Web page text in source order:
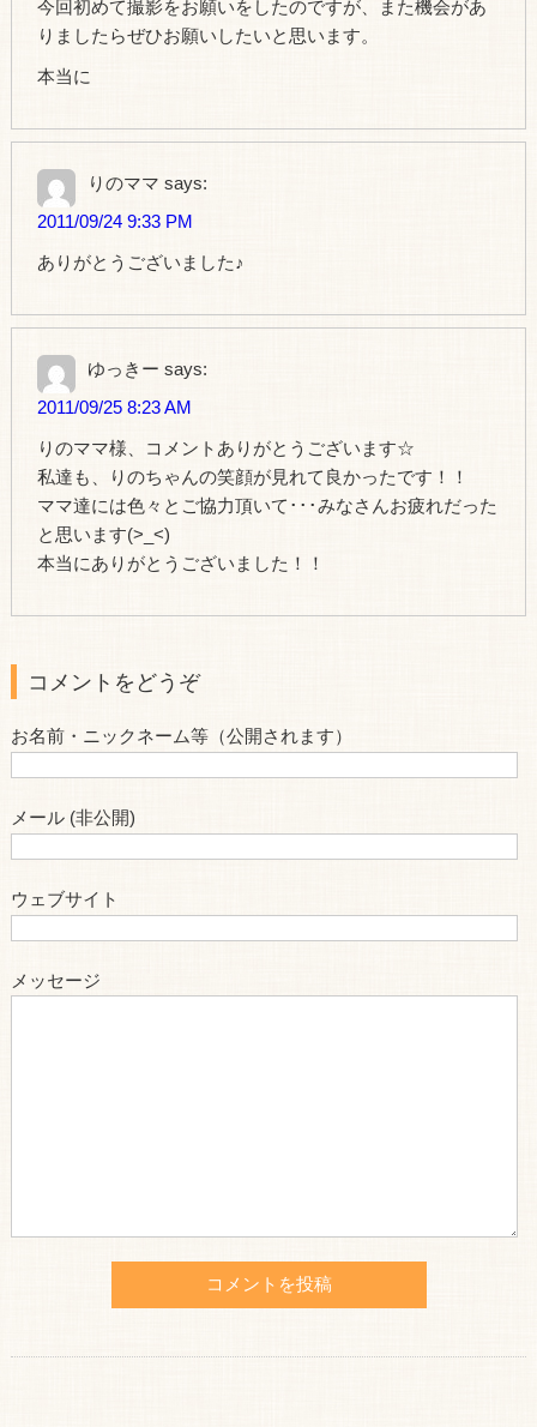
今回初めて撮影をお願いをしたのですが、また機会があ
りましたらぜひお願いしたいと思います。
本当に
りのママ says:
2011/09/24 9:33 PM
ありがとうございました♪
ゆっきー says:
2011/09/25 8:23 AM
りのママ様、コメントありがとうございます☆
私達も、りのちゃんの笑顔が見れて良かったです！！
ママ達には色々とご協力頂いて･･･みなさんお疲れだった
と思います(>_<)
本当にありがとうございました！！
コメントをどうぞ
お名前・ニックネーム等（公開されます）
メール (非公開)
ウェブサイト
メッセージ